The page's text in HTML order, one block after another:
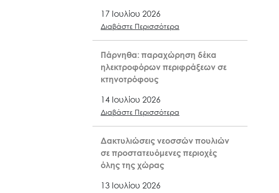
17 Ιουλίου 2026
Διαβάστε Περισσότερα
Πάρνηθα: παραχώρηση δέκα
ηλεκτροφόρων περιφράξεων σε
κτηνοτρόφους
14 Ιουλίου 2026
Διαβάστε Περισσότερα
Δακτυλιώσεις νεοσσών πουλιών
σε προστατευόμενες περιοχές
όλης της χώρας
13 Ιουλίου 2026